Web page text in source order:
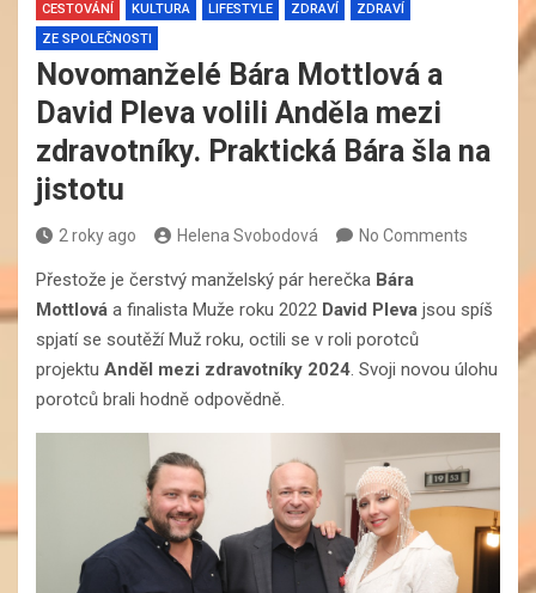
CESTOVÁNÍ
KULTURA LIFESTYLE ZDRAVÍ
ZDRAVÍ
ZE SPOLEČNOSTI
Novomanželé Bára Mottlová a
David Pleva volili Anděla mezi
zdravotníky. Praktická Bára šla na
jistotu
2 roky ago Helena Svobodová No Comments
Přestože je čerstvý manželský pár herečka Bára
Mottlová a finalista Muže roku 2022 David Pleva jsou spíš
spjatí se soutěží Muž roku, octili se v roli porotců
projektu Anděl mezi zdravotníky 2024. Svoji novou úlohu
porotců brali hodně odpovědně.